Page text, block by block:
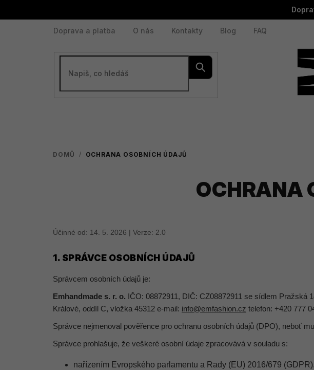
Doprava a platba O nás Kontakty Blog FAQ
DOMŮ / OCHRANA OSOBNÍCH ÚDAJŮ
OCHRANA
Účinné od: 14. 5. 2026 | Verze: 2.0
1. SPRÁVCE OSOBNÍCH ÚDAJŮ
Správcem osobních údajů je:
Emhandmade s. r. o. IČO: 08872911, DIČ: CZ08872911 se sídlem
Králové, oddíl C, vložka 45312 e-mail: info@emfashion.cz telefon: +420 777
Správce nejmenoval pověřence pro ochranu osobních údajů (DPO), neboť
Správce prohlašuje, že veškeré osobní údaje zpracovává v souladu s:
nařízením Evropského parlamentu a Rady (EU) 2016/679 (GDPR),